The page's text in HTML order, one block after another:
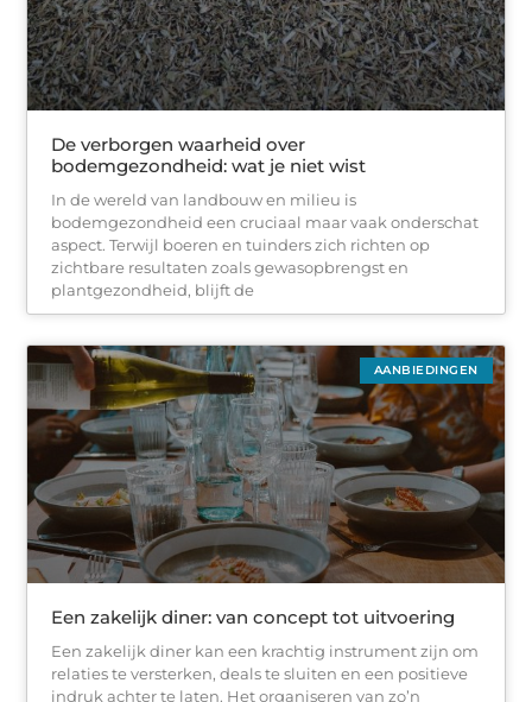
De verborgen waarheid over
bodemgezondheid: wat je niet wist
In de wereld van landbouw en milieu is
bodemgezondheid een cruciaal maar vaak onderschat
aspect. Terwijl boeren en tuinders zich richten op
zichtbare resultaten zoals gewasopbrengst en
plantgezondheid, blijft de
AANBIEDINGEN
Een zakelijk diner: van concept tot uitvoering
Een zakelijk diner kan een krachtig instrument zijn om
relaties te versterken, deals te sluiten en een positieve
indruk achter te laten. Het organiseren van zo’n